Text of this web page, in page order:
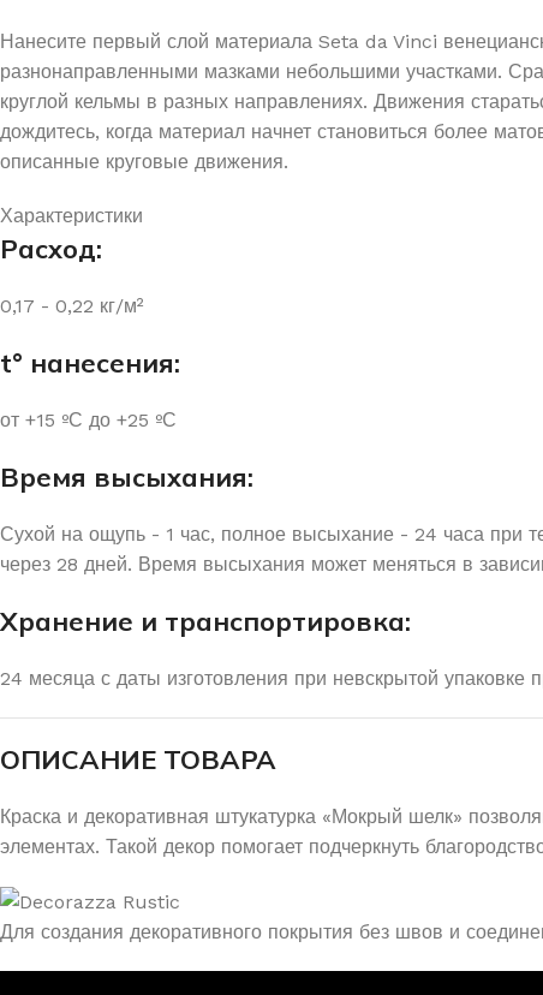
Нанесите первый слой материала Seta da Vinci
разнонаправленными мазками небольшими участками.
круглой кельмы в разных направлениях. Движения
дождитесь, когда материал начнет становиться более
описанные круговые движения.
Характеристики
Расход:
0,17 - 0,22 кг/м²
t° нанесения:
от +15 ºС до +25 ºС
Время высыхания:
Сухой на ощупь - 1 час, полное высыхание - 24 часа при
через 28 дней. Время высыхания может меняться в
Хранение и транспортировка:
24 месяца с даты изготовления при невскрытой упаковке
ОПИСАНИЕ ТОВАРА
Краска и декоративная штукатурка «Мокрый шелк»
элементах. Такой декор помогает подчеркнуть
Для создания декоративного покрытия без швов и